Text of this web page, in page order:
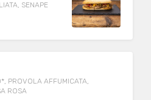
SENAPE
PROVOLA AFFUMICATA,
ROSA